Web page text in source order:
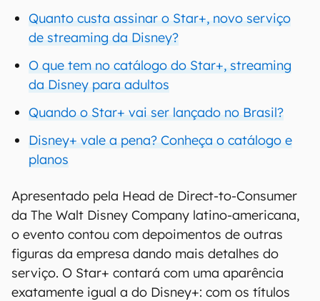
Quanto custa assinar o Star+, novo serviço
de streaming da Disney?
O que tem no catálogo do Star+, streaming
da Disney para adultos
Quando o Star+ vai ser lançado no Brasil?
Disney+ vale a pena? Conheça o catálogo e
planos
Apresentado pela Head de Direct-to-Consumer
da The Walt Disney Company latino-americana,
o evento contou com depoimentos de outras
figuras da empresa dando mais detalhes do
serviço. O Star+ contará com uma aparência
exatamente igual a do Disney+: com os títulos